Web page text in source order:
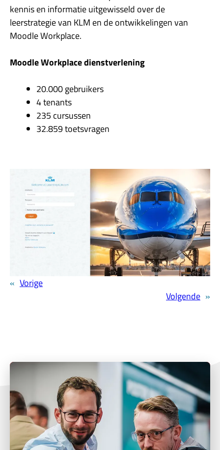
kennis en informatie uitgewisseld over de
leerstrategie van KLM en de ontwikkelingen van
Moodle Workplace.
Moodle Workplace dienstverlening
20.000 gebruikers
4 tenants
235 cursussen
32.859 toetsvragen
« Vorige
Volgende »